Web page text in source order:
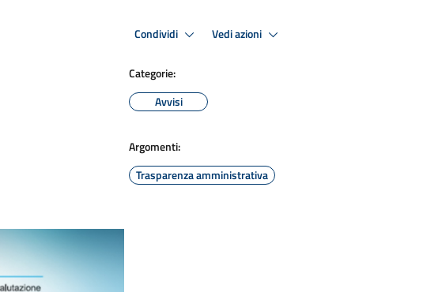
Condividi Vedi azioni
Categorie:
Avvisi
Argomenti:
Trasparenza amministrativa